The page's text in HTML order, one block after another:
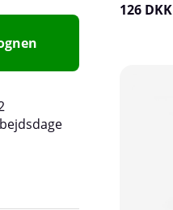
126 DKK